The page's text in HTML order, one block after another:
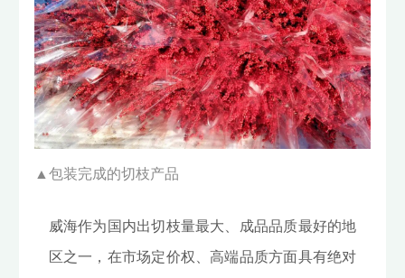
▲ 包装完成的切枝产品
威海作为国内出切枝量最大、成品品质最好的地
区之一，在市场定价权、高端品质方面具有绝对